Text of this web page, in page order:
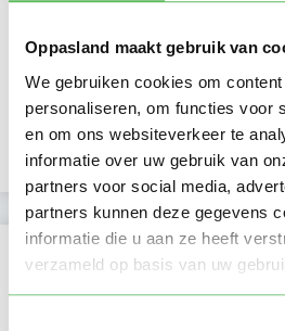
Oppasland maakt gebruik van
We gebruiken cookies om
personaliseren, om functies voor
en om ons websiteverkeer te
informatie over uw gebruik van
partners voor social media,
partners kunnen deze gegevens
informatie die u aan ze heeft
verzameld op basis van uw
Laatste activiteit
Lid sinds
Profiel bijgewerkt
Verificaties
E-mailadres is geverifieerd